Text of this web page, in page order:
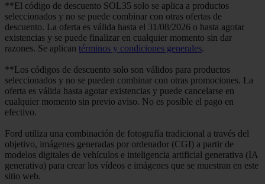
**El código de descuento SOL35 solo se aplica a productos
seleccionados y no se puede combinar con otras ofertas de
descuento. La oferta es válida hasta el 31/08/2026 o hasta agotar
existencias y se puede finalizar en cualquier momento sin dar
razones. Se aplican términos y condiciones generales.
**Los códigos de descuento solo son válidos para productos
seleccionados y no se pueden combinar con otras promociones. La
oferta es válida hasta agotar existencias y puede cancelarse en
cualquier momento sin previo aviso. No es posible el pago en
efectivo.
Ford utiliza una combinación de fotografía tradicional a través del
objetivo, imágenes generadas por ordenador (CGI) a partir de
modelos digitales de vehículos e inteligencia artificial generativa (IA
generativa) para crear los vídeos e imágenes que se muestran en este
sitio web.